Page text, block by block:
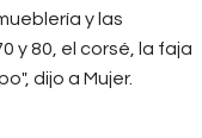
y las
y 80, el corsé, la faja
dijo a Mujer.